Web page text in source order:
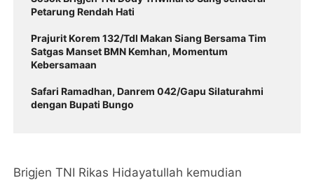
Petarung Rendah Hati
Prajurit Korem 132/Tdl Makan Siang Bersama Tim
Satgas Manset BMN Kemhan, Momentum
Kebersamaan
Safari Ramadhan, Danrem 042/Gapu Silaturahmi
dengan Bupati Bungo
Brigjen TNI Rikas Hidayatullah kemudian